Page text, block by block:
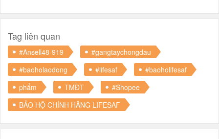
Tag liên quan
#Ansell48-919
#gangtaychongdau
#baoholaodong
#lifesaf
#baoholifesaf
phẩm
TMĐT
#Shopee
BẢO HỘ CHÍNH HÃNG LIFESAF